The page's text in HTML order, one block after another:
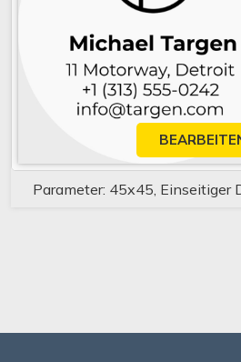
Parameter: 45x45, Einseitiger